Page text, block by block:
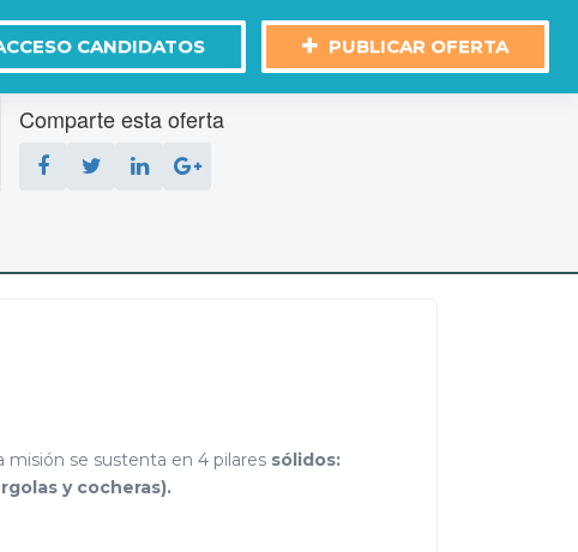
CANDIDATOS PUBLICAR OFERTA
Comparte esta oferta
misión se sustenta en 4 pilares sólidos:
y cocheras).